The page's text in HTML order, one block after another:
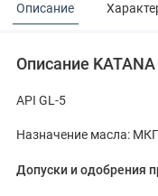
Описание
Описание
API GL-5
Назначение масла:
Допуски и одобрения